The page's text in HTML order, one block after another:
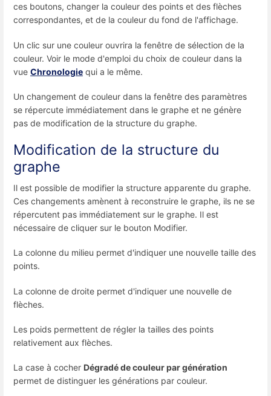
ces boutons, changer la couleur des points et des flèches
correspondantes, et de la couleur du fond de l'affichage.
Un clic sur une couleur ouvrira la fenêtre de sélection de la
couleur. Voir le mode d'emploi du choix de couleur dans la
vue Chronologie qui a le même.
Un changement de couleur dans la fenêtre des paramètres
se répercute immédiatement dans le graphe et ne génère
pas de modification de la structure du graphe.
Modification de la structure du
graphe
Il est possible de modifier la structure apparente du graphe.
Ces changements amènent à reconstruire le graphe, ils ne se
répercutent pas immédiatement sur le graphe. Il est
nécessaire de cliquer sur le bouton Modifier.
La colonne du milieu permet d'indiquer une nouvelle taille des
points.
La colonne de droite permet d'indiquer une nouvelle de
flèches.
Les poids permettent de régler la tailles des points
relativement aux flèches.
La case à cocher Dégradé de couleur par génération
permet de distinguer les générations par couleur.